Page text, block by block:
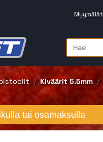
Myymälät
Kiväärit 5.5mm
tai osamaksulla